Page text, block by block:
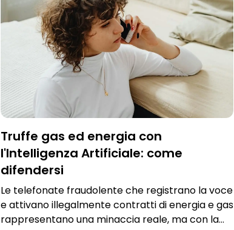
Truffe gas ed energia con
l'Intelligenza Artificiale: come
difendersi
Le telefonate fraudolente che registrano la voce
e attivano illegalmente contratti di energia e gas
rappresentano una minaccia reale, ma con la